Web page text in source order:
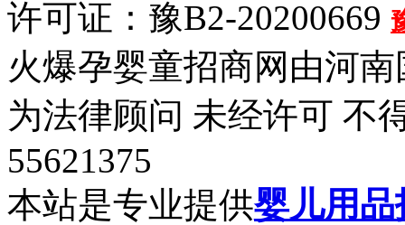
许可证：豫B2-20200669
火爆孕婴童招商网由河
为法律顾问 未经许可 不
55621375
本站是专业提供婴儿用品